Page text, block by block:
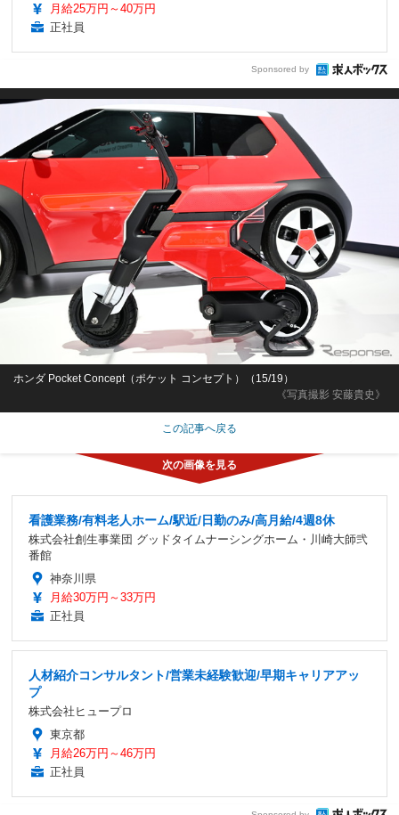
月給25万円～40万円
正社員
Sponsored by
《写真撮影 安藤貴史》
ホンダ Pocket Concept（ポケット コンセプト）（15/19）
この記事へ戻る
看護業務/有料老人ホーム/駅近/日勤のみ/高月給/4週8休
株式会社創生事業団 グッドタイムナーシングホーム・川崎大師弐
番館
神奈川県
月給30万円～33万円
正社員
人材紹介コンサルタント/営業未経験歓迎/早期キャリアアッ
プ
株式会社ヒュープロ
東京都
月給26万円～46万円
正社員